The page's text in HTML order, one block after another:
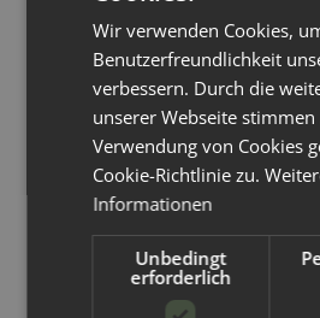
Wir verwenden Cookies,
Benutzerfreundlichkeit
verbessern. Durch die
unserer Webseite stimmen
Verwendung von Cookies
Cookie-Richtlinie zu.
Informationen
Unbedingt
erforderlich